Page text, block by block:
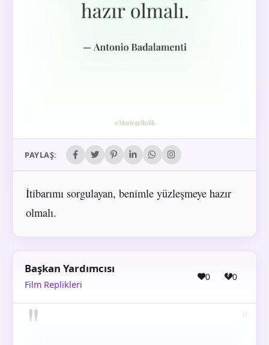
PAYLAŞ:
İtibarımı sorgulayan, benimle yüzleşmeye hazır
olmalı.
Başkan Yardımcısı
Film Replikleri
0 0